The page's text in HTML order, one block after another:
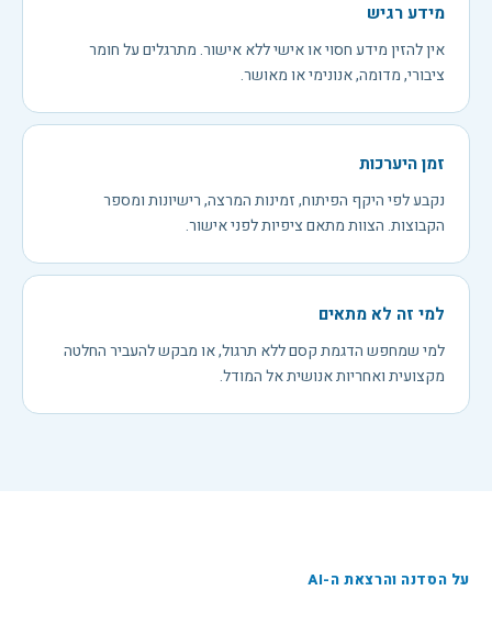
מידע רגיש
אין להזין מידע חסוי או אישי ללא אישור. מתרגלים על חומר
ציבורי, מדומה, אנונימי או מאושר.
זמן היערכות
נקבע לפי היקף הפיתוח, זמינות המרצה, רישיונות ומספר
הקבוצות. הצוות מתאם ציפיות לפני אישור.
למי זה לא מתאים
למי שמחפש הדגמת קסם ללא תרגול, או מבקש להעביר החלטה
מקצועית ואחריות אנושית אל המודל.
על הסדנה והרצאת ה-AI